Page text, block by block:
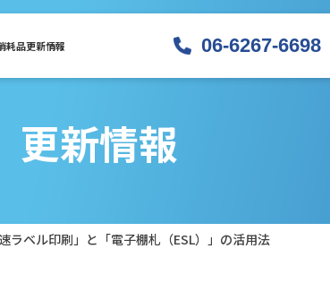
耗品更新情報 06-6267-6698
更新情報
ラベル印刷」と「電子棚札（ESL）」の活用法